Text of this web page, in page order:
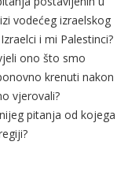
vodećeg izraelskog
i mi Palestinci?
ono što smo
krenuti nakon
vjerovali?
pitanja od kojega